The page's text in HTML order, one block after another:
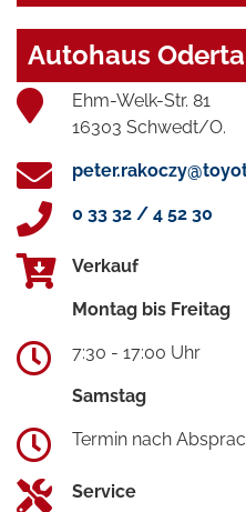
Autohaus
Ehm-Welk-Str. 81
16303 Schwedt/O.
0 33 32 / 4 52 30
Verkauf
Montag bis Freitag
7:30 - 17:00 Uhr
Samstag
Termin nach
Service